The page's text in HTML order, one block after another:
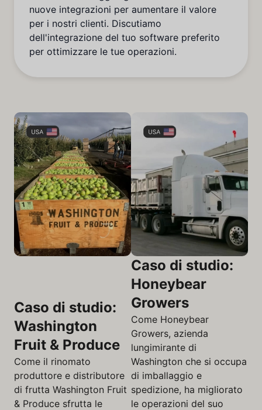
nuove integrazioni per aumentare il valore
per i nostri clienti. Discutiamo
dell'integrazione del tuo software preferito
per ottimizzare le tue operazioni.
Caso di studio:
Washington
Fruit & Produce
Come il rinomato
produttore e distributore
di frutta Washington Fruit
& Produce sfrutta le
Caso di studio:
Honeybear
Growers
Come Honeybear
Growers, azienda
lungimirante di
Washington che si occupa
di imballaggio e
spedizione, ha migliorato
le operazioni del suo